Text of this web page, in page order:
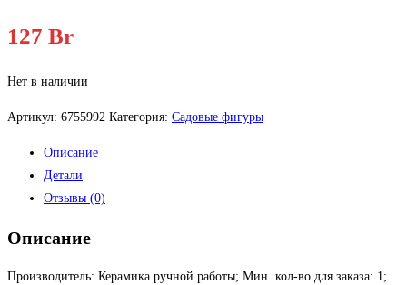
127 Br
Нет в наличии
Артикул: 6755992 Категория: Садовые фигуры
Описание
Детали
Отзывы (0)
Описание
Производитель: Керамика ручной работы; Мин. кол-во для заказа: 1;